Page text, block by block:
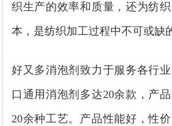
织生产的效率和质量，还为纺
本，是纺织加工过程中不可或缺
好又多消泡剂致力于服务各行
口通用消泡剂多达20余款，产
20余种工艺。产品性能好，性